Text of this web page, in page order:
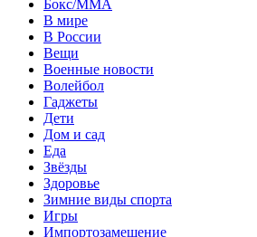
Бокс/MMA
В мире
В России
Вещи
Военные новости
Волейбол
Гаджеты
Дети
Дом и сад
Еда
Звёзды
Здоровье
Зимние виды спорта
Игры
Импортозамещение